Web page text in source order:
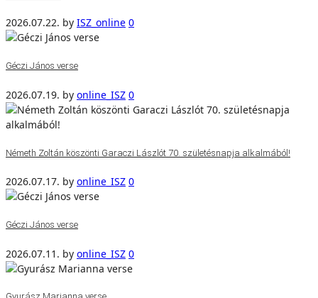
2026.07.22. by ISZ_online 0
Géczi János verse
2026.07.19. by online_ISZ 0
Németh Zoltán köszönti Garaczi Lászlót 70. születésnapja alkalmából!
2026.07.17. by online_ISZ 0
Géczi János verse
2026.07.11. by online_ISZ 0